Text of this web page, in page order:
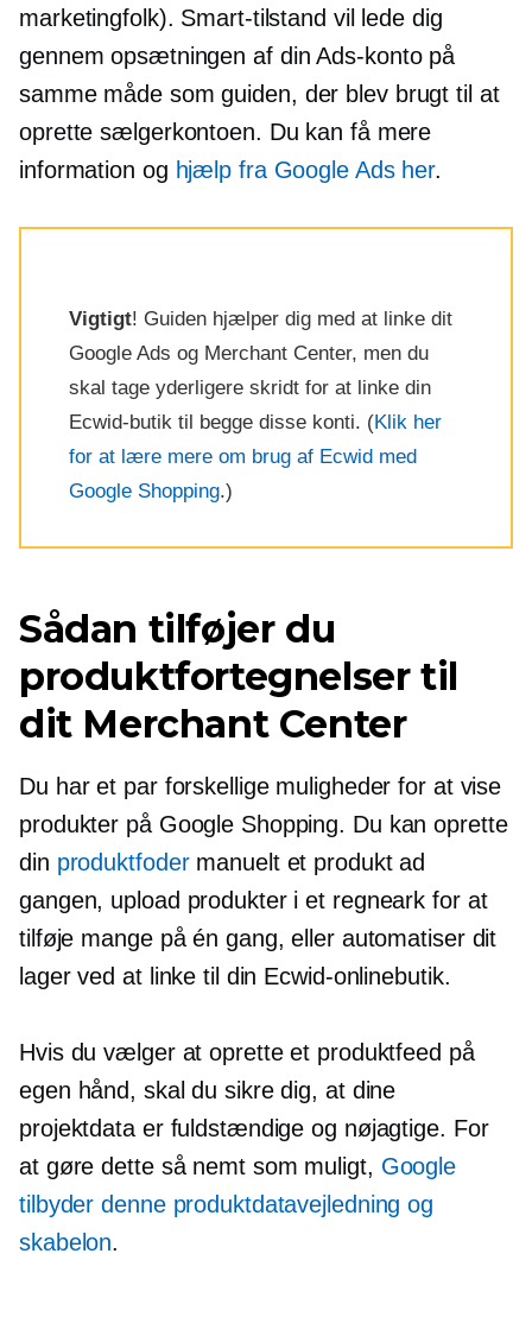
marketingfolk). Smart-tilstand vil lede dig
gennem opsætningen af ​​din Ads-konto på
samme måde som guiden, der blev brugt til at
oprette sælgerkontoen. Du kan få mere
information og hjælp fra Google Ads her.
Vigtigt! Guiden hjælper dig med at linke dit
Google Ads og Merchant Center, men du
skal tage yderligere skridt for at linke din
Ecwid-butik til begge disse konti. (Klik her
for at lære mere om brug af Ecwid med
Google Shopping.)
Sådan tilføjer du
produktfortegnelser til
dit Merchant Center
Du har et par forskellige muligheder for at vise
produkter på Google Shopping. Du kan oprette
din produktfodermanuelt et produkt ad
gangen, upload produkter i et regneark for at
tilføje mange på én gang, eller automatiser dit
lager ved at linke til din Ecwid-onlinebutik.
Hvis du vælger at oprette et produktfeed på
egen hånd, skal du sikre dig, at dine
projektdata er fuldstændige og nøjagtige. For
at gøre dette så nemt som muligt, Google
tilbyder denne produktdatavejledning og
skabelon.